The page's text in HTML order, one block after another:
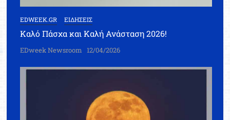
EDWEEK.GR ΕΙΔΗΣΕΙΣ
Καλό Πάσχα και Καλή Ανάσταση 2026!
EDweek Newsroom 12/04/2026